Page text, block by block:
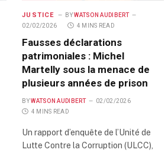
JUSTICE BY WATSON AUDIBERT
02/02/2026
4 MINS READ
Fausses déclarations
patrimoniales : Michel
Martelly sous la menace de
plusieurs années de prison
BY WATSON AUDIBERT
02/02/2026
4 MINS READ
Un rapport d’enquête de l’Unité de
Lutte Contre la Corruption (ULCC),